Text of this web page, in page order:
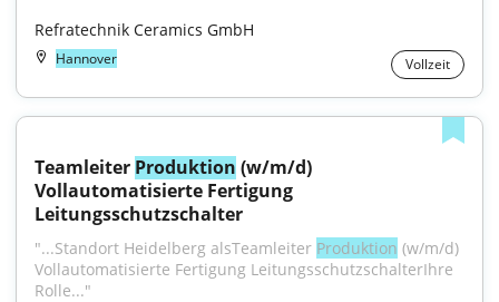
Refratechnik Ceramics GmbH
Hannover Vollzeit
Teamleiter Produktion (w/m/d)
Vollautomatisierte Fertigung
Leitungsschutzschalter
"...Standort Heidelberg alsTeamleiter Produktion (w/m/d)
Vollautomatisierte Fertigung LeitungsschutzschalterIhre
Rolle..."